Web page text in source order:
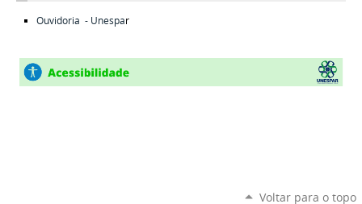
Ouvidoria - Unespar
Voltar para o topo